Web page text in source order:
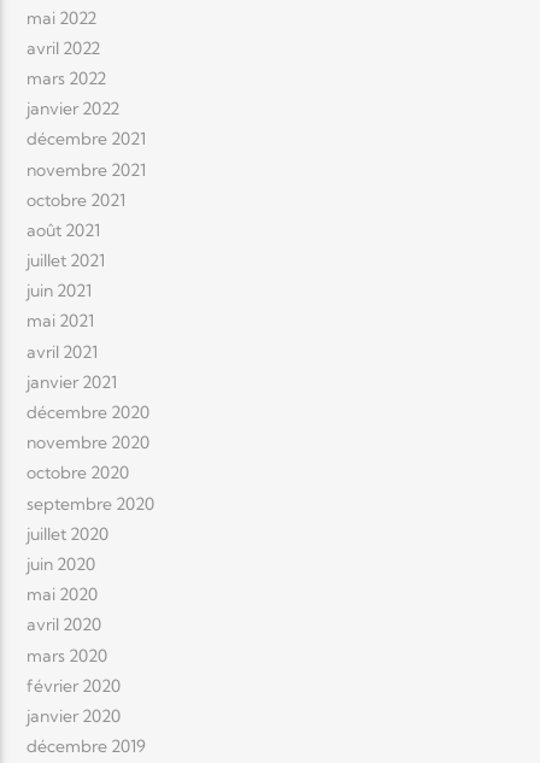
mai 2022
avril 2022
mars 2022
janvier 2022
décembre 2021
novembre 2021
octobre 2021
août 2021
juillet 2021
juin 2021
mai 2021
avril 2021
janvier 2021
décembre 2020
novembre 2020
octobre 2020
septembre 2020
juillet 2020
juin 2020
mai 2020
avril 2020
mars 2020
février 2020
janvier 2020
décembre 2019